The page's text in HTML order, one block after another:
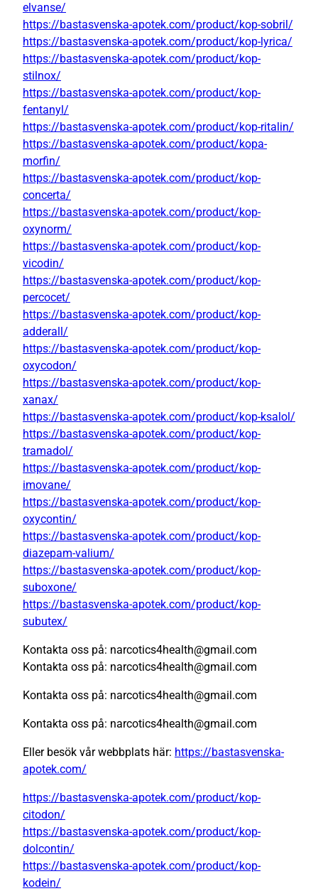
elvanse/
https://bastasvenska-apotek.com/product/kop-sobril/
https://bastasvenska-apotek.com/product/kop-lyrica/
https://bastasvenska-apotek.com/product/kop-
stilnox/
https://bastasvenska-apotek.com/product/kop-
fentanyl/
https://bastasvenska-apotek.com/product/kop-ritalin/
https://bastasvenska-apotek.com/product/kopa-
morfin/
https://bastasvenska-apotek.com/product/kop-
concerta/
https://bastasvenska-apotek.com/product/kop-
oxynorm/
https://bastasvenska-apotek.com/product/kop-
vicodin/
https://bastasvenska-apotek.com/product/kop-
percocet/
https://bastasvenska-apotek.com/product/kop-
adderall/
https://bastasvenska-apotek.com/product/kop-
oxycodon/
https://bastasvenska-apotek.com/product/kop-
xanax/
https://bastasvenska-apotek.com/product/kop-ksalol/
https://bastasvenska-apotek.com/product/kop-
tramadol/
https://bastasvenska-apotek.com/product/kop-
imovane/
https://bastasvenska-apotek.com/product/kop-
oxycontin/
https://bastasvenska-apotek.com/product/kop-
diazepam-valium/
https://bastasvenska-apotek.com/product/kop-
suboxone/
https://bastasvenska-apotek.com/product/kop-
subutex/
Kontakta oss på: narcotics4health@gmail.com
Kontakta oss på: narcotics4health@gmail.com
Kontakta oss på: narcotics4health@gmail.com
Kontakta oss på: narcotics4health@gmail.com
Eller besök vår webbplats här: https://bastasvenska-
apotek.com/
https://bastasvenska-apotek.com/product/kop-
citodon/
https://bastasvenska-apotek.com/product/kop-
dolcontin/
https://bastasvenska-apotek.com/product/kop-
kodein/